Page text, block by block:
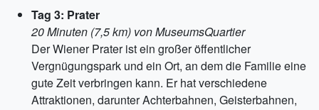
Tag 3: Prater
20 Minuten (7,5 km) von MuseumsQuartier
Der Wiener Prater ist ein großer öffentlicher
Vergnügungspark und ein Ort, an dem die Familie eine
gute Zeit verbringen kann. Er hat verschiedene
Attraktionen, darunter Achterbahnen, Geisterbahnen,